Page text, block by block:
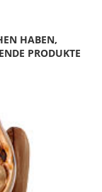
HABEN,
PRODUKTE